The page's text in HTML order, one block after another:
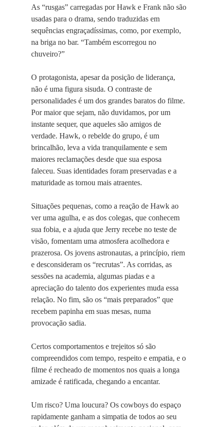
As “rusgas” carregadas por Hawk e Frank não são
usadas para o drama, sendo traduzidas em
sequências engraçadíssimas, como, por exemplo,
na briga no bar. “Também escorregou no
chuveiro?”
O protagonista, apesar da posição de liderança,
não é uma figura sisuda. O contraste de
personalidades é um dos grandes baratos do filme.
Por maior que sejam, não duvidamos, por um
instante sequer, que aqueles são amigos de
verdade. Hawk, o rebelde do grupo, é um
brincalhão, leva a vida tranquilamente e sem
maiores reclamações desde que sua esposa
faleceu. Suas identidades foram preservadas e a
maturidade as tornou mais atraentes.
Situações pequenas, como a reação de Hawk ao
ver uma agulha, e as dos colegas, que conhecem
sua fobia, e a ajuda que Jerry recebe no teste de
visão, fomentam uma atmosfera acolhedora e
prazerosa. Os jovens astronautas, a princípio, riem
e desconsideram os “recrutas”. As corridas, as
sessões na academia, algumas piadas e a
apreciação do talento dos experientes muda essa
relação. No fim, são os “mais preparados” que
recebem papinha em suas mesas, numa
provocação sadia.
Certos comportamentos e trejeitos só são
compreendidos com tempo, respeito e empatia, e o
filme é recheado de momentos nos quais a longa
amizade é ratificada, chegando a encantar.
Um risco? Uma loucura? Os cowboys do espaço
rapidamente ganham a simpatia de todos ao seu